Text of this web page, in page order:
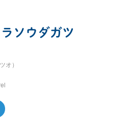
ソウダガツ
オ）